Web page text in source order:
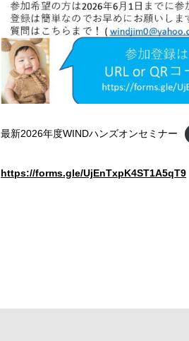
最新2026年度WINDハンズオンセミナー
https://forms.gle/UjEnTxpK4ST1A5qT9